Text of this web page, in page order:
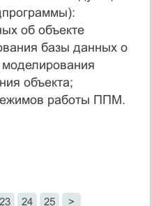
об объекте
базы данных о
объекта;
работы ППМ.
23 24 25 >